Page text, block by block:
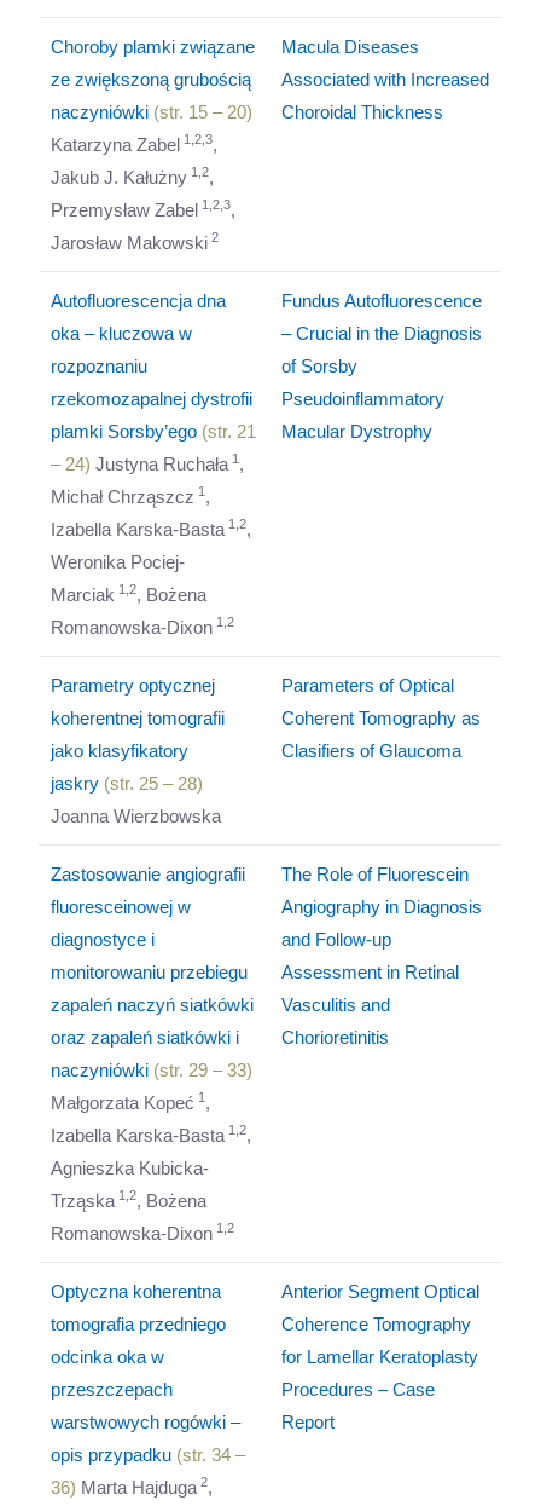
Choroby plamki związane
ze zwiększoną grubością
naczyniówki (str. 15 – 20)
Katarzyna Zabel 1,2,3,
Jakub J. Kałużny 1,2,
Przemysław Zabel 1,2,3,
Jarosław Makowski 2
Macula Diseases
Associated with Increased
Choroidal Thickness
Autofluorescencja dna
oka – kluczowa w
rozpoznaniu
rzekomozapalnej dystrofii
plamki Sorsby’ego (str. 21
– 24) Justyna Ruchała 1 ,
Michał Chrząszcz 1 ,
Izabella Karska-Basta 1,2,
Weronika Pociej-
Marciak 1,2, Bożena
Romanowska-Dixon 1,2
Fundus Autofluorescence
– Crucial in the Diagnosis
of Sorsby
Pseudoinflammatory
Macular Dystrophy
Parametry optycznej
koherentnej tomografii
jako klasyfikatory
jaskry (str. 25 – 28)
Joanna Wierzbowska
Parameters of Optical
Coherent Tomography as
Clasifiers of Glaucoma
Zastosowanie angiografii
fluoresceinowej w
diagnostyce i
monitorowaniu przebiegu
zapaleń naczyń siatkówki
oraz zapaleń siatkówki i
naczyniówki (str. 29 – 33)
Małgorzata Kopeć 1 ,
Izabella Karska-Basta 1,2,
Agnieszka Kubicka-
Trząska 1,2, Bożena
Romanowska-Dixon 1,2
The Role of Fluorescein
Angiography in Diagnosis
and Follow-up
Assessment in Retinal
Vasculitis and
Chorioretinitis
Optyczna koherentna
tomografia przedniego
odcinka oka w
przeszczepach
warstwowych rogówki –
opis przypadku (str. 34 –
36) Marta Hajduga 2,
Anterior Segment Optical
Coherence Tomography
for Lamellar Keratoplasty
Procedures – Case
Report